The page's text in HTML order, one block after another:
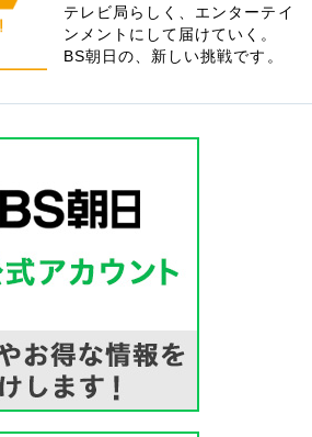
テレビ局らしく、エンターテイ
ンメントにして届けていく。
BS朝日の、新しい挑戦です。